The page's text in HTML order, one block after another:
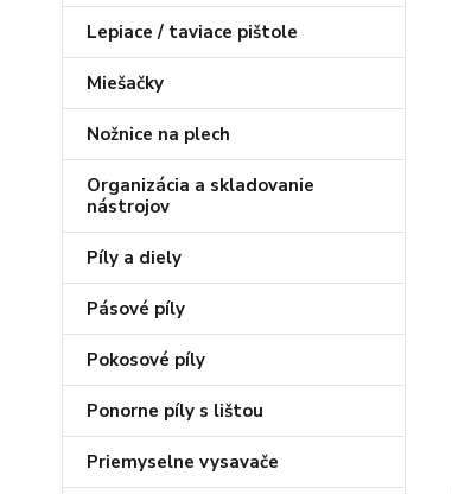
Lepiace / taviace pištole
Miešačky
Nožnice na plech
Organizácia a skladovanie
nástrojov
Píly a diely
Pásové píly
Pokosové píly
Ponorne píly s lištou
Priemyselne vysavače